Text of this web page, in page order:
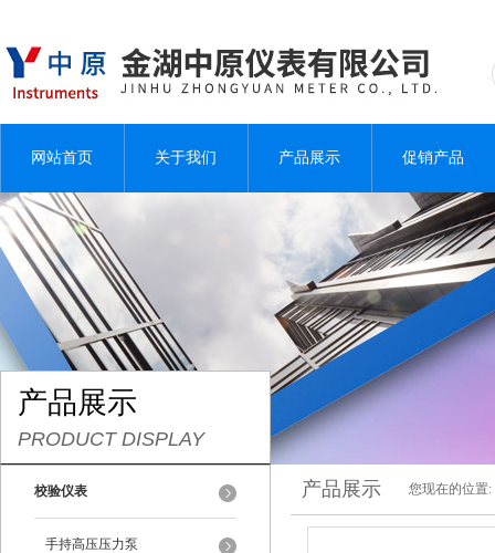
网站首页 关于我们 产品展示 促销产品
产品展示
PRODUCT DISPLAY
校验仪表
手持高压压力泵
产品展示 您现在的位置: